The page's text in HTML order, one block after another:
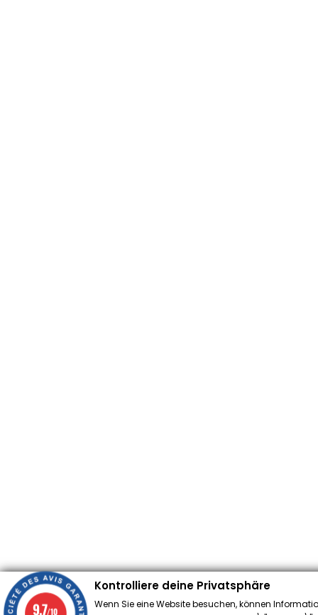
Kontrolliere deine Privatsphäre
Wenn Sie eine Website besuchen, können
9.7/10